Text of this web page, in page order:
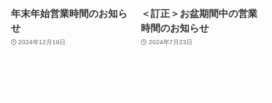
年末年始営業時間のお知ら
せ
2024年12月19日
＜訂正＞お盆期間中の営業
時間のお知らせ
2024年7月23日